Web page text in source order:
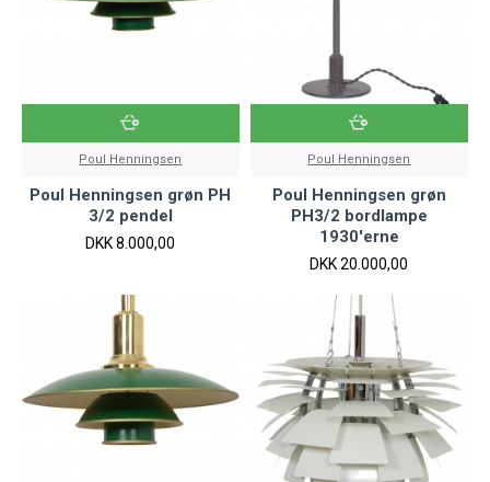
Poul Henningsen
Poul Henningsen grøn PH
3/2 pendel
DKK 8.000,00
Poul Henningsen
Poul Henningsen grøn
PH3/2 bordlampe
1930'erne
DKK 20.000,00